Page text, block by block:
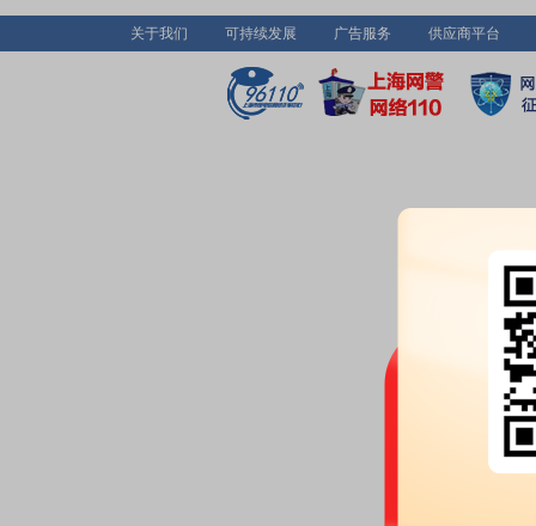
2026-04-30
2026年一季报归属
2026年04月30日公布
月11日；除权除息日：2026年
扣税后1.35元)[正式]
2026年04月22日发布
关于我们 可持续发展 广告服务 供应商平台